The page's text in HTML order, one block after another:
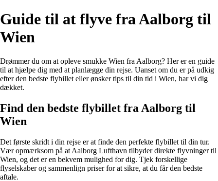
Guide til at flyve fra Aalborg til
Wien
Drømmer du om at opleve smukke Wien fra Aalborg? Her er en guide
til at hjælpe dig med at planlægge din rejse. Uanset om du er på udkig
efter den bedste flybillet eller ønsker tips til din tid i Wien, har vi dig
dækket.
Find den bedste flybillet fra Aalborg til
Wien
Det første skridt i din rejse er at finde den perfekte flybillet til din tur.
Vær opmærksom på at Aalborg Lufthavn tilbyder direkte flyvninger til
Wien, og det er en bekvem mulighed for dig. Tjek forskellige
flyselskaber og sammenlign priser for at sikre, at du får den bedste
aftale.